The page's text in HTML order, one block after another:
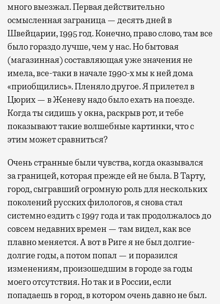
много выезжал. Первая действительно
осмысленная заграница — десять дней в
Швейцарии, 1995 год. Конечно, право слово, там все
было гораздо лучше, чем у нас. Но бытовая
(магазинная) составляющая уже значения не
имела, все-таки в начале 1990-х мы к ней дома
«приобщились». Пленяло другое. Я прилетел в
Цюрих — в Женеву надо было ехать на поезде.
Когда ты сидишь у окна, раскрыв рот, и тебе
показывают такие волшебные картинки, что с
этим может сравниться?
Очень странные были чувства, когда оказывался
за границей, которая прежде ей не была. В Тарту,
город, сыгравший огромную роль для нескольких
поколений русских филологов, я снова стал
системно ездить с 1997 года и так продолжалось до
совсем недавних времен — там видел, как все
плавно меняется. А вот в Риге я не был долгие-
долгие годы, а потом попал — и поразился
изменениям, произошедшим в городе за годы
моего отсутствия. Но так и в России, если
попадаешь в город, в котором очень давно не был.